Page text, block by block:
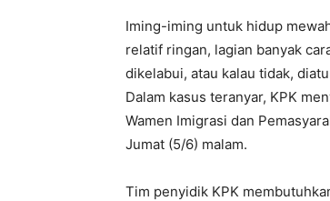
Iming-iming untuk hidup
relatif ringan, lagian banyak
dikelabui, atau kalau tidak,
Dalam kasus teranyar, KPK
Wamen Imigrasi dan
Jumat (5/6) malam.
Tim penyidik KPK